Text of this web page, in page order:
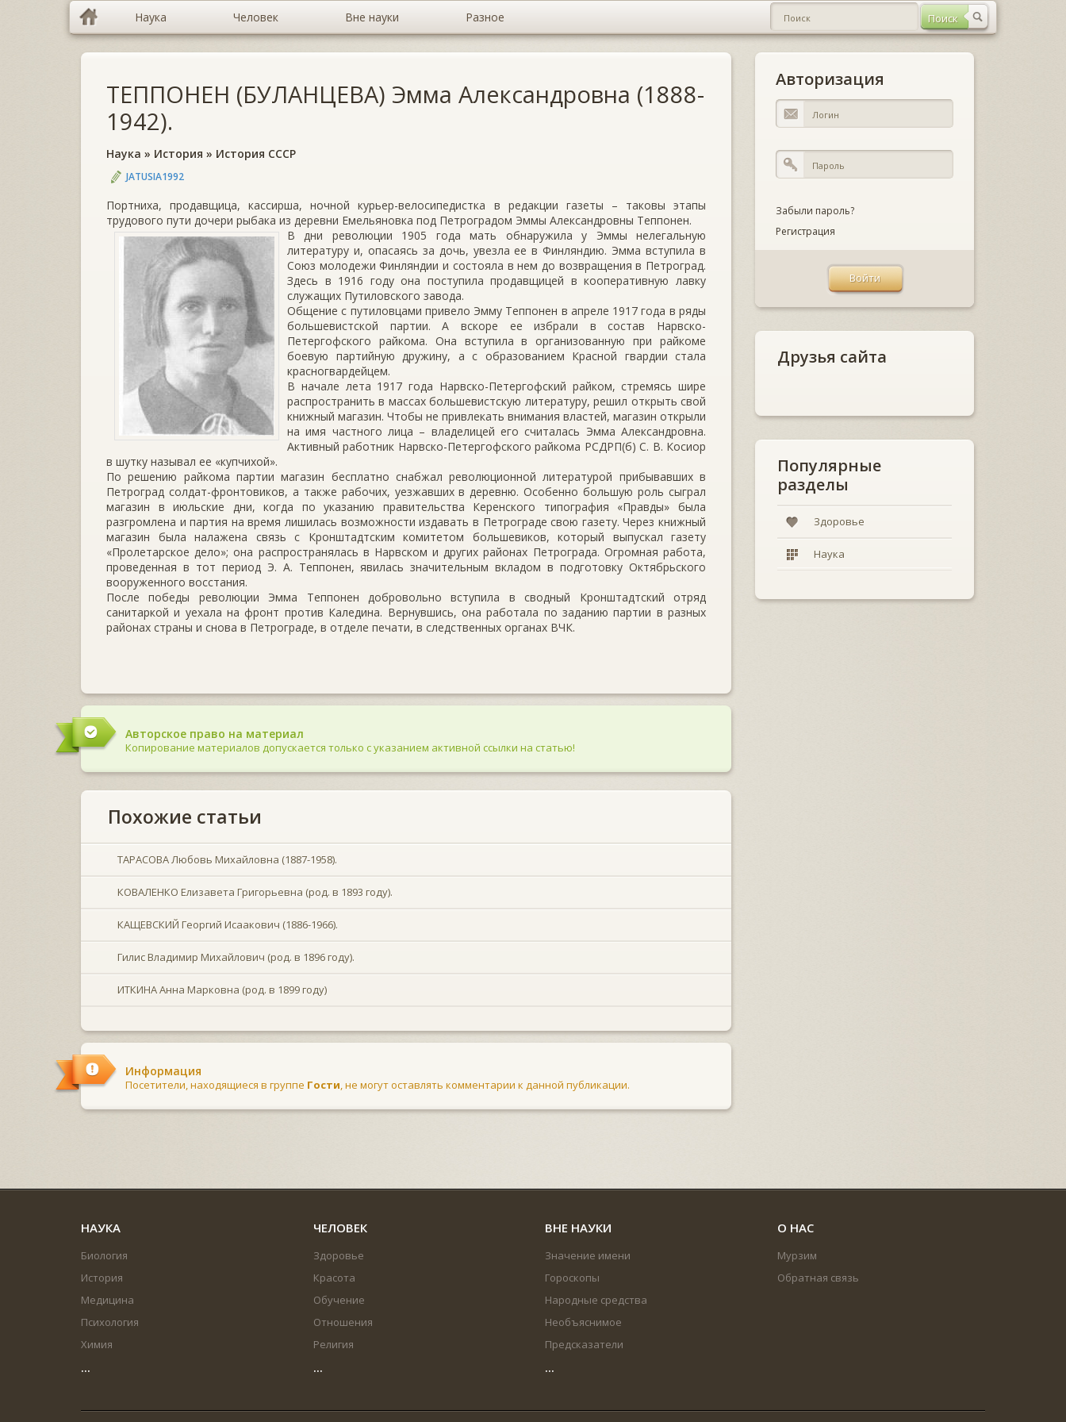
Наука Человек Вне науки Разное
ТЕППОНЕН (БУЛАНЦЕВА) Эмма Александровна (1888-
1942).
Наука » История » История СССР
JATUSIA1992
Портниха, продавщица, кассирша, ночной курьер-велосипедистка в редакции газеты – таковы этапы
трудового пути дочери рыбака из деревни Емельяновка под Петроградом Эммы Александровны Теппонен.
В дни революции 1905 года мать обнаружила у Эммы нелегальную
литературу и, опасаясь за дочь, увезла ее в Финляндию. Эмма вступила в
Союз молодежи Финляндии и состояла в нем до возвращения в Петроград.
Здесь в 1916 году она поступила продавщицей в кооперативную лавку
служащих Путиловского завода.
Общение с путиловцами привело Эмму Теппонен в апреле 1917 года в ряды
большевистской партии. А вскоре ее избрали в состав Нарвско-
Петергофского райкома. Она вступила в организованную при райкоме
боевую партийную дружину, а с образованием Красной гвардии стала
красногвардейцем.
В начале лета 1917 года Нарвско-Петергофский райком, стремясь шире
распространить в массах большевистскую литературу, решил открыть свой
книжный магазин. Чтобы не привлекать внимания властей, магазин открыли
на имя частного лица – владелицей его считалась Эмма Александровна.
Активный работник Нарвско-Петергофского райкома РСДРП(б) С. В. Косиор
в шутку называл ее «купчихой».
По решению райкома партии магазин бесплатно снабжал революционной литературой прибывавших в
Петроград солдат-фронтовиков, а также рабочих, уезжавших в деревню. Особенно большую роль сыграл
магазин в июльские дни, когда по указанию правительства Керенского типография «Правды» была
разгромлена и партия на время лишилась возможности издавать в Петрограде свою газету. Через книжный
магазин была налажена связь с Кронштадтским комитетом большевиков, который выпускал газету
«Пролетарское дело»; она распространялась в Нарвском и других районах Петрограда. Огромная работа,
проведенная в тот период Э. А. Теппонен, явилась значительным вкладом в подготовку Октябрьского
вооруженного восстания.
После победы революции Эмма Теппонен добровольно вступила в сводный Кронштадтский отряд
санитаркой и уехала на фронт против Каледина. Вернувшись, она работала по заданию партии в разных
районах страны и снова в Петрограде, в отделе печати, в следственных органах ВЧК.
Авторское право на материал
Копирование материалов допускается только с указанием активной ссылки на статью!
Похожие статьи
ТАРАСОВА Любовь Михайловна (1887-1958).
КОВАЛЕНКО Елизавета Григорьевна (род. в 1893 году).
КАЩЕВСКИЙ Георгий Исаакович (1886-1966).
Гилис Владимир Михайлович (род. в 1896 году).
ИТКИНА Анна Марковна (род. в 1899 году)
Информация
Посетители, находящиеся в группе Гости, не могут оставлять комментарии к данной публикации.
Авторизация
Забыли пароль?
Регистрация
Друзья сайта
Популярные
разделы
Здоровье
Наука
НАУКА
Биология
История
Медицина
Психология
Химия
...
ЧЕЛОВЕК
Здоровье
Красота
Обучение
Отношения
Религия
...
ВНЕ НАУКИ
Значение имени
Гороскопы
Народные средства
Необъяснимое
Предсказатели
...
О НАС
Мурзим
Обратная связь